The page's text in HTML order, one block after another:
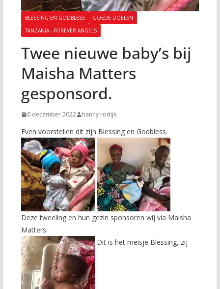
BLESSING EN GODBLESS
GOEDE DOELEN
TANZANIA - FOREVER ANGELS
Twee nieuwe baby’s bij
Maisha Matters
gesponsord.
6 december 2022 hanny rodijk
Even voorstellen dit zijn Blessing en Godbless.
Deze tweeling en hun gezin sponsoren wij via Maisha
Matters.
Dit is het meisje Blessing, zij